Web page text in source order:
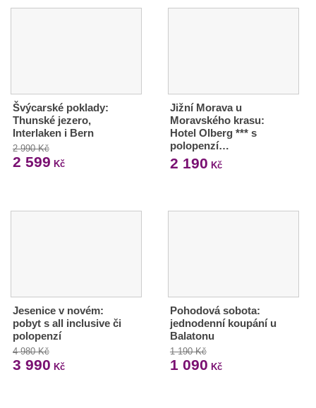
Švýcarské poklady:
Thunské jezero,
Interlaken i Bern
2 990 Kč
2 599 Kč
Jižní Morava u
Moravského krasu:
Hotel Olberg *** s
polopenzí…
2 190 Kč
Jesenice v novém:
pobyt s all inclusive či
polopenzí
4 980 Kč
3 990 Kč
Pohodová sobota:
jednodenní koupání u
Balatonu
1 190 Kč
1 090 Kč